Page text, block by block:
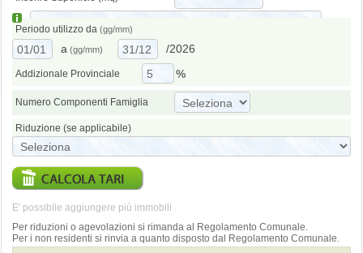
Periodo utilizzo da(gg/mm)
a (gg/mm) /2026
Addizionale Provinciale %
Numero Componenti Famiglia
Riduzione (se applicabile)
E' possibile aggiungere più immobili
Per riduzioni o agevolazioni si rimanda al Regolamento Comunale.
Per i non residenti si rinvia a quanto disposto dal Regolamento Comunale.